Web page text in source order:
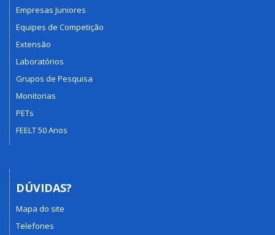
Empresas Juniores
Equipes de Competição
Extensão
Laboratórios
Grupos de Pesquisa
Monitorias
PETs
FEELT 50 Anos
DÚVIDAS?
Mapa do site
Telefones